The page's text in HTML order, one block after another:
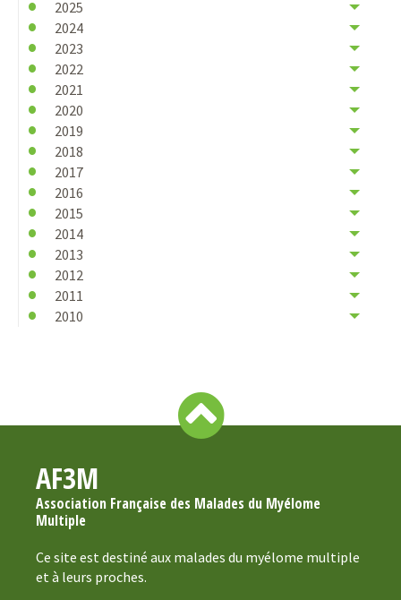
2025
2024
2023
2022
2021
2020
2019
2018
2017
2016
2015
2014
2013
2012
2011
2010
AF3M
Association Française des Malades du Myélome
Multiple
Ce site est destiné aux malades du myélome multiple
et à leurs proches.